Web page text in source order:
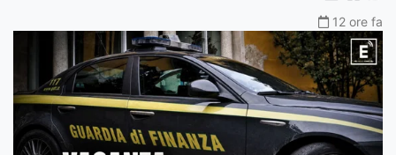
12 ore fa